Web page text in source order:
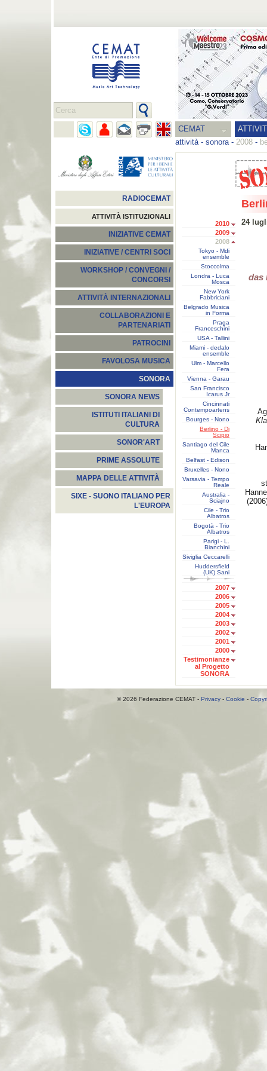
CEMAT
attività- sonora- 2008 -
RADIOCEMAT
ATTIVITÀ ISTITUZIONALI
INIZIATIVE CEMAT
INIZIATIVE / CENTRI SOCI
WORKSHOP / CONVEGNI /
CONCORSI
ATTIVITÀ INTERNAZIONALI
COLLABORAZIONI E
PARTENARIATI
PATROCINI
FAVOLOSA MUSICA
SONORA
SONORA NEWS
ISTITUTI ITALIANI DI
CULTURA
SONOR'ART
PRIME ASSOLUTE
MAPPA DELLE ATTIVITÀ
SIXE - SUONO ITALIANO PER
L'EUROPA
2010
2009
2008
Tokyo - Mdi
ensemble
Stoccolma
Londra - Luca
Mosca
New York
Fabbriciani
Belgrado Musica
in Forma
Praga
Franceschini
USA - Tallini
Miami - dedalo
ensemble
Ulm - Marcello
Fera
Vienna - Garau
San Francisco
Icarus Jr
Cincinnati
Contempoartens
Bourges - Nono
Berlino - Di
Scipio
Santiago del Cile
Manca
Belfast - Edison
Bruxelles - Nono
Varsavia - Tempo
Reale
Australia -
Sciajno
Cile - Trio
Albatros
Bogotà - Trio
Albatros
Parigi - L.
Bianchini
Siviglia Ceccarelli
Huddersfield
(UK) Sani
2007
2006
2005
2004
2003
2002
2001
2000
Testimonianze
al Progetto
SONORA
24
das
© 2026 Federazione CEMAT - Privacy- Cookie -